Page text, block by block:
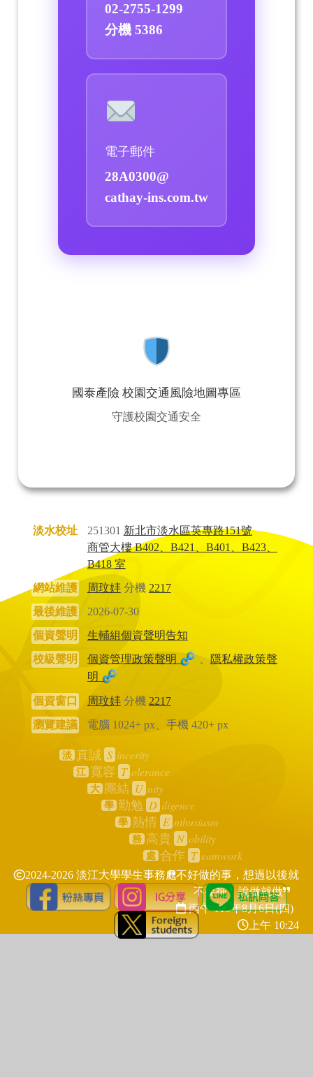
02-2755-1299
分機 5386
電子郵件
28A0300@
cathay-ins.com.tw
國泰產險 校園交通風險地圖專區
守護校園交通安全
淡水校址 251301 新北市淡水區英專路151號
商管大樓 B402、B421、B401、B423、
B418 室
網站維護
周玟妦分機 2217
最後維護
2026-07-30
個資聲明
生輔組個資聲明告知
校級聲明
個資管理政策聲明 、
隱私權政策聲
明
個資窗口 周玟妦分機 2217
瀏覽建議
電腦 1024+ px、手機 420+ px
淡 真誠 S incerity
江 寬容 T olerance
大 團結 U nity
學 勤勉 D iligence
學 熱情 E nthusiasm
務 高貴 N obility
處 合作 T eamwork
2024-2026 淡江大學學生事務處不好做的事，想過以後就
不要拖，說做就做
丙午 115年8月6日(四)
上午 10:24